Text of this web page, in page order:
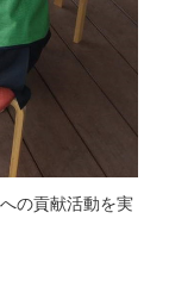
の貢献活動を実